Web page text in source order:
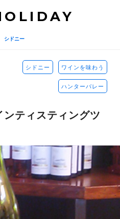
シドニー
シドニー ワインを味わう
ハンターバレー
ティスティングツ